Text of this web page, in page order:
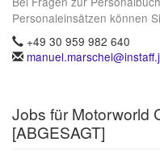
Personaleinsätzen können
+49 30 959 982 640
Jobs für Motorworld
[ABGESAGT]